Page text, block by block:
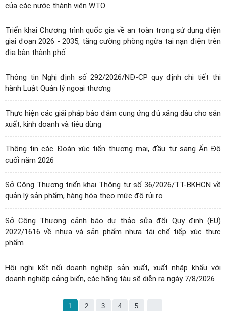
của các nước thành viên WTO
Triển khai Chương trình quốc gia về an toàn trong sử dụng điện
giai đoạn 2026 - 2035, tăng cường phòng ngừa tai nạn điện trên
địa bàn thành phố
Thông tin Nghị định số 292/2026/NĐ-CP quy định chi tiết thi
hành Luật Quản lý ngoại thương
Thực hiện các giải pháp bảo đảm cung ứng đủ xăng dầu cho sản
xuất, kinh doanh và tiêu dùng
Thông tin các Đoàn xúc tiến thương mại, đầu tư sang Ấn Độ
cuối năm 2026
Sở Công Thương triển khai Thông tư số 36/2026/TT-BKHCN về
quản lý sản phẩm, hàng hóa theo mức độ rủi ro
Sở Công Thương cảnh báo dự thảo sửa đổi Quy định (EU)
2022/1616 về nhựa và sản phẩm nhựa tái chế tiếp xúc thực
phẩm
Hội nghị kết nối doanh nghiệp sản xuất, xuất nhập khẩu với
doanh nghiệp cảng biển, các hãng tàu sẽ diễn ra ngày 7/8/2026
1 2 3 4 5 ...